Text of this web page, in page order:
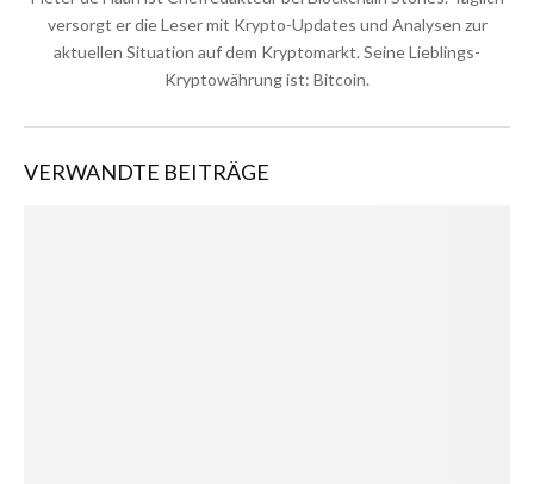
versorgt er die Leser mit Krypto-Updates und Analysen zur
aktuellen Situation auf dem Kryptomarkt. Seine Lieblings-
Kryptowährung ist: Bitcoin.
VERWANDTE BEITRÄGE